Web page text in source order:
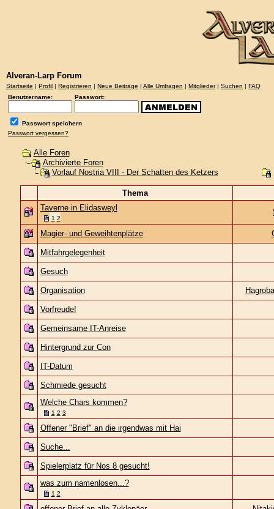
Alveran-Larp Forum
Startseite | Profil | Registrieren | Neue Beiträge | Alle Umfragen | Mitglieder| Suchen | FAQ
Benutzername:
Passwort:
Passwort speichern
Passwort vergessen?
Alle Foren
Archivierte Foren
Vorlauf Nostria VIII - Der Schatten des Ketzers
Thema
Taverne in Elidasweyl
1 2
Magier- und Geweihtenplätze
Mitfahrgelegenheit
Gesuch
Organisation
Vorfreude!
Gemeinsame IT-Anreise
Hintergrund zur Con
IT-Datum
Schmiede gesucht
Welche Chars kommen?
1 2 3
Offener "Brief" an die irgendwas mit Hai
Suche...
Spielerplatz für Nos 8 gesucht!
was zum namenlosen...?
1 2